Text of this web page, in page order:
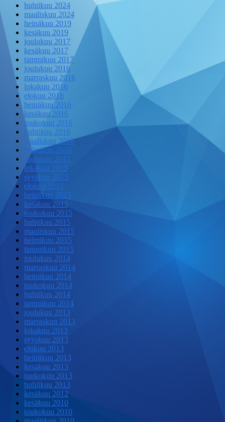
huhtikuu 2024
maaliskuu 2024
heinäkuu 2019
kesäkuu 2019
joulukuu 2017
kesäkuu 2017
tammikuu 2017
joulukuu 2016
marraskuu 2016
lokakuu 2016
elokuu 2016
heinäkuu 2016
kesäkuu 2016
toukokuu 2016
huhtikuu 2016
maaliskuu 2016
helmikuu 2016
joulukuu 2015
lokakuu 2015
syyskuu 2015
elokuu 2015
heinäkuu 2015
kesäkuu 2015
toukokuu 2015
huhtikuu 2015
maaliskuu 2015
helmikuu 2015
tammikuu 2015
joulukuu 2014
marraskuu 2014
heinäkuu 2014
toukokuu 2014
huhtikuu 2014
tammikuu 2014
joulukuu 2013
marraskuu 2013
lokakuu 2013
syyskuu 2013
elokuu 2013
heinäkuu 2013
kesäkuu 2013
toukokuu 2013
huhtikuu 2013
kesäkuu 2012
kesäkuu 2010
toukokuu 2010